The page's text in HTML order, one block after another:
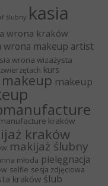
ślubny kasia
wrona kraków
wrona makeup artist
wrona wizażysta
kurs
makeup makeup
kraków
kraków
makijaż ślubny
młoda pielęgnacja
selfie sesja zdjęciowa
kraków ślub